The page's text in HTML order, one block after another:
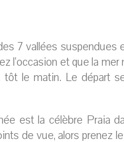
7 vallées suspendues
l’occasion et que la
le matin. Le départ
est la célèbre Praia da
de vue, alors prenez